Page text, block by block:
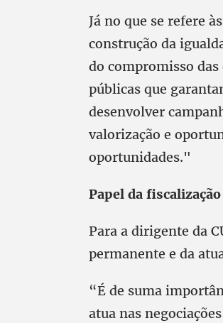
Já no que se refere
construção da
do compromisso
públicas que
desenvolver
valorização e
oportunidades."
Papel da
Para a dirigente da
permanente e da
“É de suma
atua nas